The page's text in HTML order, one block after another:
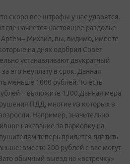
скоро все штрафы у нас удвоятся.
где начнется настоящее раздолье
Михаил, вы, видимо, имеете
на днях одобрил Совет
устанавливают двукратный
его неуплату в срок. Данная
меньше 1000 рублей. То есть
– выложите 1300.Данная мера
ПДД, многие из которых в
Например, значительно
наказание за парковку на
теперь придется платить
вместо 200 рублей с вас могут
обычный выезд на «встречку»